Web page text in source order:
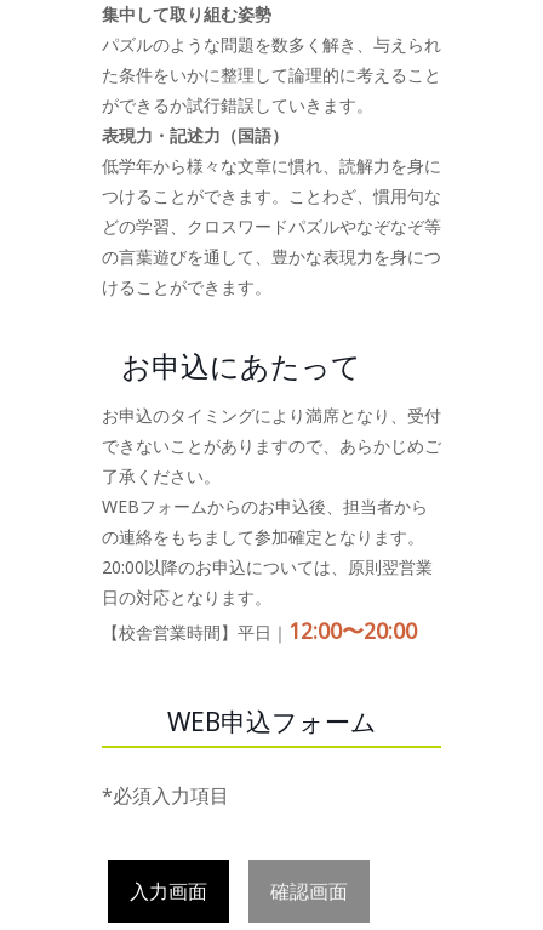
集中して取り組む姿勢
パズルのような問題を数多く解き、与えられ
た条件をいかに整理して論理的に考えること
ができるか試行錯誤していきます。
表現力・記述力（国語）
低学年から様々な文章に慣れ、読解力を身に
つけることができます。ことわざ、慣用句な
どの学習、クロスワードパズルやなぞなぞ等
の言葉遊びを通して、豊かな表現力を身につ
けることができます。
お申込にあたって
お申込のタイミングにより満席となり、受付
できないことがありますので、あらかじめご
了承ください。
WEBフォームからのお申込後、担当者から
の連絡をもちまして参加確定となります。
20:00以降のお申込については、原則翌営業
日の対応となります。
【校舎営業時間】平日｜ 12:00〜20:00
WEB申込フォーム
*必須入力項目
入力画面 確認画面